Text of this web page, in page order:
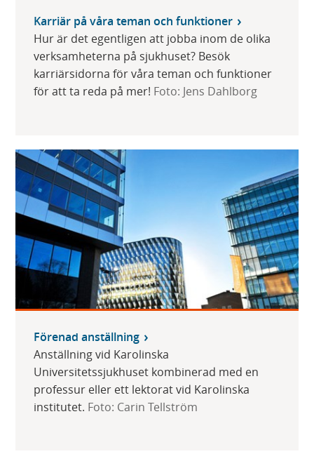
Karriär på våra teman och funktioner
Hur är det egentligen att jobba inom de olika
verksamheterna på sjukhuset? Besök
karriärsidorna för våra teman och funktioner
för att ta reda på mer! Foto: Jens Dahlborg
Förenad anställning
Anställning vid Karolinska
Universitetssjukhuset kombinerad med en
professur eller ett lektorat vid Karolinska
institutet. Foto: Carin Tellström